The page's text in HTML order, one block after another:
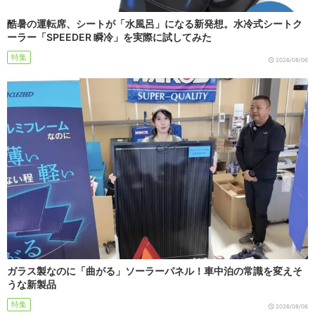
酷暑の運転席、シートが「水風呂」になる新発想。水冷式シートク
ーラー「SPEEDER 瞬冷」を実際に試してみた
特集 2026/08/06
ガラス製なのに「曲がる」ソーラーパネル！車中泊の常識を変えそ
うな新製品
特集 2026/08/06